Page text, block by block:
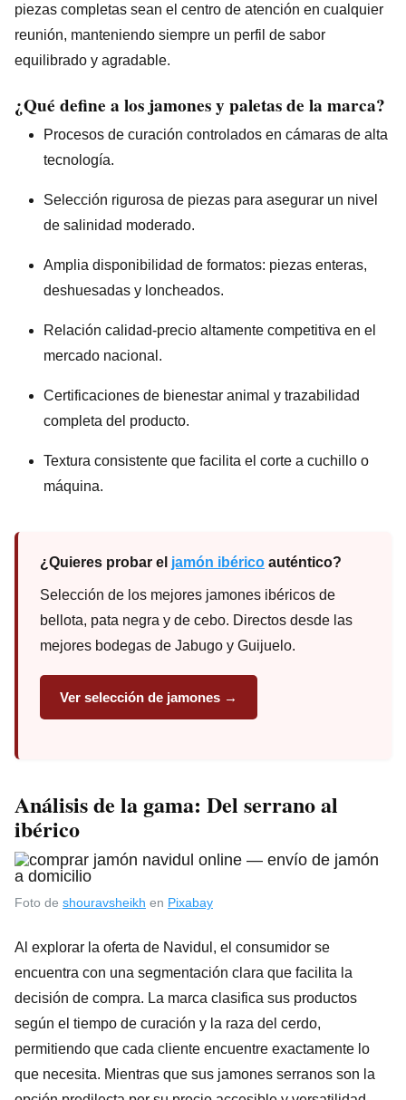
piezas completas sean el centro de atención en cualquier
reunión, manteniendo siempre un perfil de sabor
equilibrado y agradable.
¿Qué define a los jamones y paletas de la marca?
Procesos de curación controlados en cámaras de alta
tecnología.
Selección rigurosa de piezas para asegurar un nivel
de salinidad moderado.
Amplia disponibilidad de formatos: piezas enteras,
deshuesadas y loncheados.
Relación calidad-precio altamente competitiva en el
mercado nacional.
Certificaciones de bienestar animal y trazabilidad
completa del producto.
Textura consistente que facilita el corte a cuchillo o
máquina.
¿Quieres probar el jamón ibérico auténtico?
Selección de los mejores jamones ibéricos de
bellota, pata negra y de cebo. Directos desde las
mejores bodegas de Jabugo y Guijuelo.
Ver selección de jamones →
Análisis de la gama: Del serrano al
ibérico
Foto de shouravsheikh en Pixabay
Al explorar la oferta de Navidul, el consumidor se
encuentra con una segmentación clara que facilita la
decisión de compra. La marca clasifica sus productos
según el tiempo de curación y la raza del cerdo,
permitiendo que cada cliente encuentre exactamente lo
que necesita. Mientras que sus jamones serranos son la